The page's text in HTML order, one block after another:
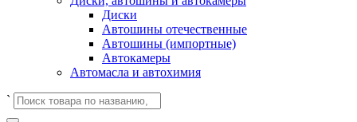
Диски
Автошины отечественные
Автошины (импортные)
Автокамеры
Автомасла и автохимия
`